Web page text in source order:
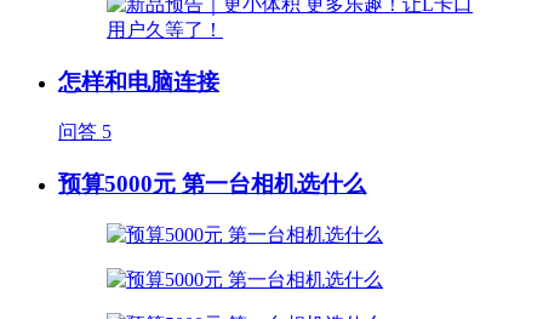
怎样和电脑连接
问答 5
预算5000元 第一台相机选什么